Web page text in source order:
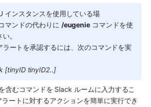
インスタンスを使用している場
マンドの代わりに /eugenie コマンドを使
。
ラートを承認するには、次のコマンドを実
[tinyID tinyID2..]
含むコマンドを Slack ルームに入力するこ
ラートに対するアクションを簡単に実行でき